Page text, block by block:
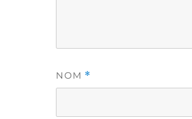
NOM *